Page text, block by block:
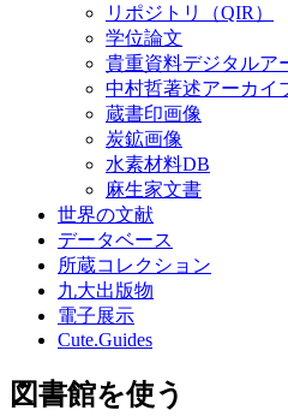
リポジトリ（QIR）
学位論文
貴重資料デジタルア
中村哲著述アーカイ
蔵書印画像
炭鉱画像
水素材料DB
麻生家文書
世界の文献
データベース
所蔵コレクション
九大出版物
電子展示
Cute.Guides
図書館を使う